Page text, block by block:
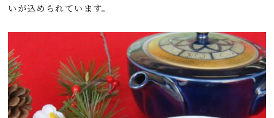
いが込められています。